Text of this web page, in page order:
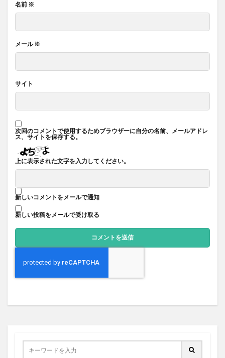
名前 ※
メール※
サイト
次回のコメントで使用するためブラウザーに自分の名前、メールアドレ
ス、サイトを保存する。
上に表示された文字を入力してください。
新しいコメントをメールで通知
新しい投稿をメールで受け取る